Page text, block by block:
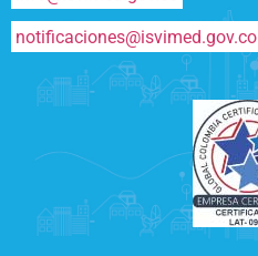
notificaciones@isvimed.gov.co